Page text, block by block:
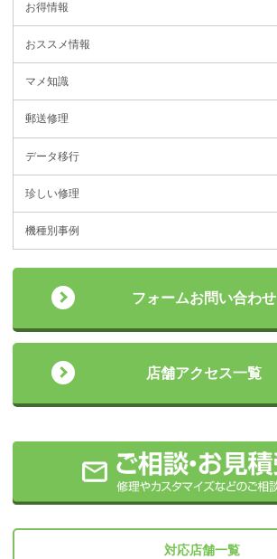
お得情報
おススメ情報
マメ知識
郵送修理
データ移行
珍しい修理
機種別事例
フォームお問い合わせ
店舗アクセス一覧
対応店舗一覧